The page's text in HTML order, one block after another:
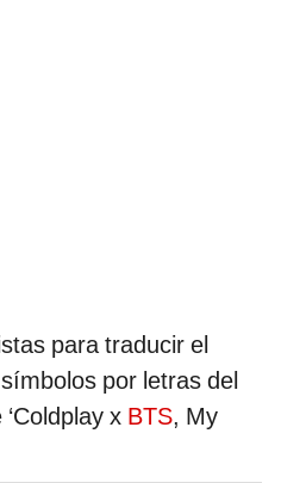
para traducir el
por letras del
x BTS, My